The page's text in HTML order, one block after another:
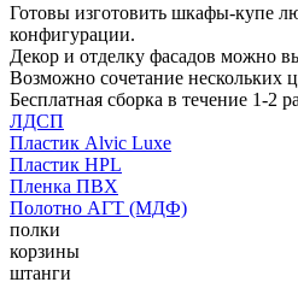
Готовы изготовить шкафы-купе
конфигурации.
Декор и отделку фасадов можно
Возможно сочетание нескольких
Бесплатная сборка в течение 1-2
ЛДСП
Пластик Alvic Luxe
Пластик HPL
Пленка ПВХ
Полотно АГТ (МДФ)
полки
корзины
штанги